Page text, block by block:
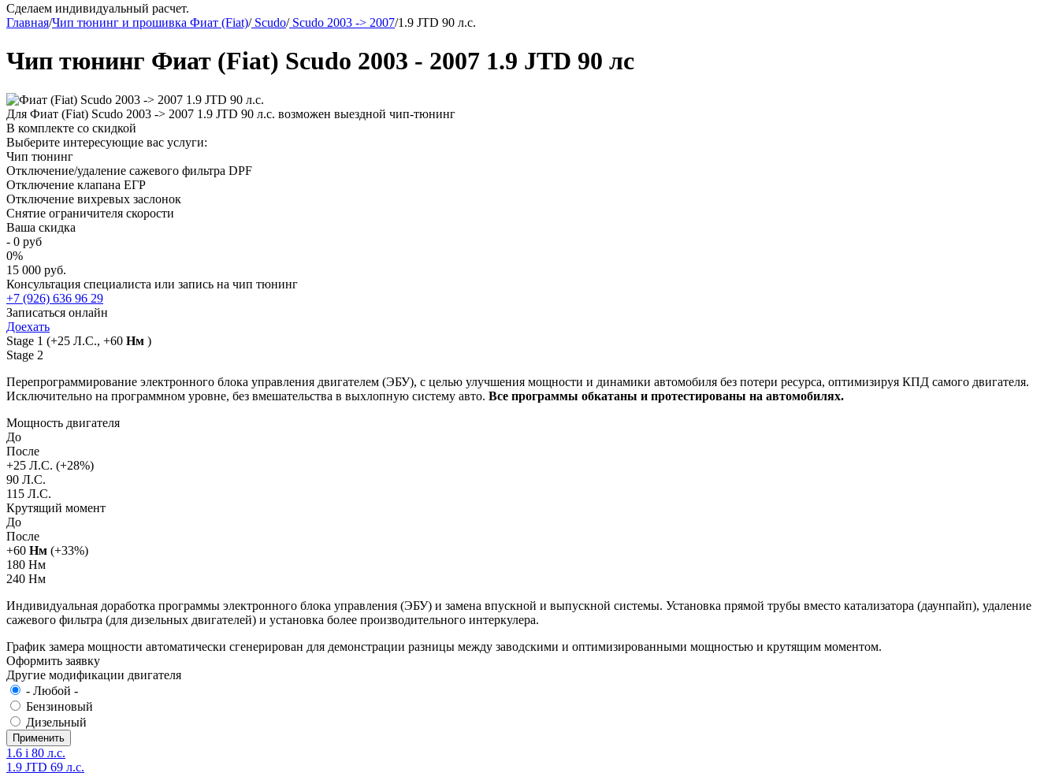
Сделаем индивидуальный расчет.
Главная/Чип тюнинг и прошивка Фиат (Fiat)/Scudo/Scudo 2003 -> 2007/1.9 JTD 90 л.с.
Чип тюнинг Фиат (Fiat) Scudo 2003 - 2007 1.9 JTD 90 лс
Для Фиат (Fiat) Scudo 2003 -> 2007 1.9 JTD 90 л.с. возможен выездной чип-тюнинг
В комплекте со скидкой
Выберите интересующие вас услуги:
Чип тюнинг
Отключение/удаление сажевого фильтра DPF
Отключение клапана ЕГР
Отключение вихревых заслонок
Снятие ограничителя скорости
Ваша скидка
- 0 руб
0%
15 000 руб.
Консультация специалиста или запись на чип тюнинг
+7 (926) 636 96 29
Записаться онлайн
Доехать
Stage 1 (+25 Л.С., +60 Нм )
Stage 2
Перепрограммирование электронного блока управления двигателем (ЭБУ), с целью улучшения мощности и динамики автомобиля без потери ресурса, оптимизируя КПД самого двигателя.
Исключительно на программном уровне, без вмешательства в выхлопную систему авто. Все программы обкатаны и протестированы на автомобилях.
Мощность двигателя
До
После
+25 Л.С. (+28%)
90 Л.С.
115 Л.С.
Крутящий момент
До
После
+60 Нм (+33%)
180 Нм
240 Нм
Индивидуальная доработка программы электронного блока управления (ЭБУ) и замена впускной и выпускной системы. Установка прямой трубы вместо катализатора (даунпайп), удаление
сажевого фильтра (для дизельных двигателей) и установка более производительного интеркулера.
График замера мощности автоматически сгенерирован для демонстрации разницы между заводскими и оптимизированными мощностью и крутящим моментом.
Оформить заявку
Другие модификации двигателя
- Любой -
Бензиновый
Дизельный
1.6 i 80 л.с.
1.9 JTD 69 л.с.